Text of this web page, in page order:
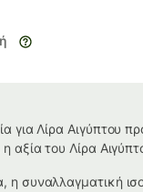
για Λίρα
αξία του Λίρα
συναλλαγματική